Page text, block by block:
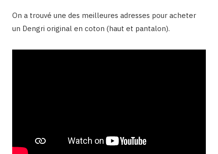
On a trouvé une des meilleures adresses pour acheter
un Dengri original en coton (haut et pantalon).